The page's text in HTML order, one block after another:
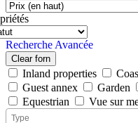
Recherche Avancée
Clear forn
Inland properties
Guest annex
Garden
Equestrian
Vue sur